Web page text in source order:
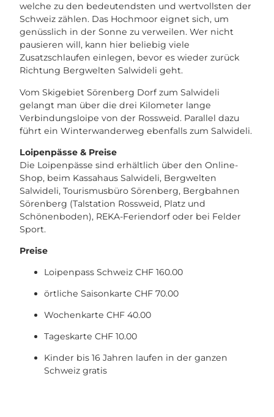
welche zu den bedeutendsten und wertvollsten der
Schweiz zählen. Das Hochmoor eignet sich, um
genüsslich in der Sonne zu verweilen. Wer nicht
pausieren will, kann hier beliebig viele
Zusatzschlaufen einlegen, bevor es wieder zurück
Richtung Bergwelten Salwideli geht.
Vom Skigebiet Sörenberg Dorf zum Salwideli
gelangt man über die drei Kilometer lange
Verbindungsloipe von der Rossweid. Parallel dazu
führt ein Winterwanderweg ebenfalls zum Salwideli.
Loipenpässe & Preise
Die Loipenpässe sind erhältlich über den Online-
Shop, beim Kassahaus Salwideli, Bergwelten
Salwideli, Tourismusbüro Sörenberg, Bergbahnen
Sörenberg (Talstation Rossweid, Platz und
Schönenboden), REKA-Feriendorf oder bei Felder
Sport.
Preise
Loipenpass Schweiz CHF 160.00
örtliche Saisonkarte CHF 70.00
Wochenkarte CHF 40.00
Tageskarte CHF 10.00
Kinder bis 16 Jahren laufen in der ganzen
Schweiz gratis